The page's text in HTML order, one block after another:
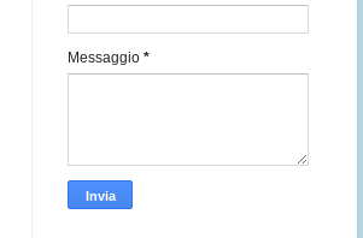
Messaggio *